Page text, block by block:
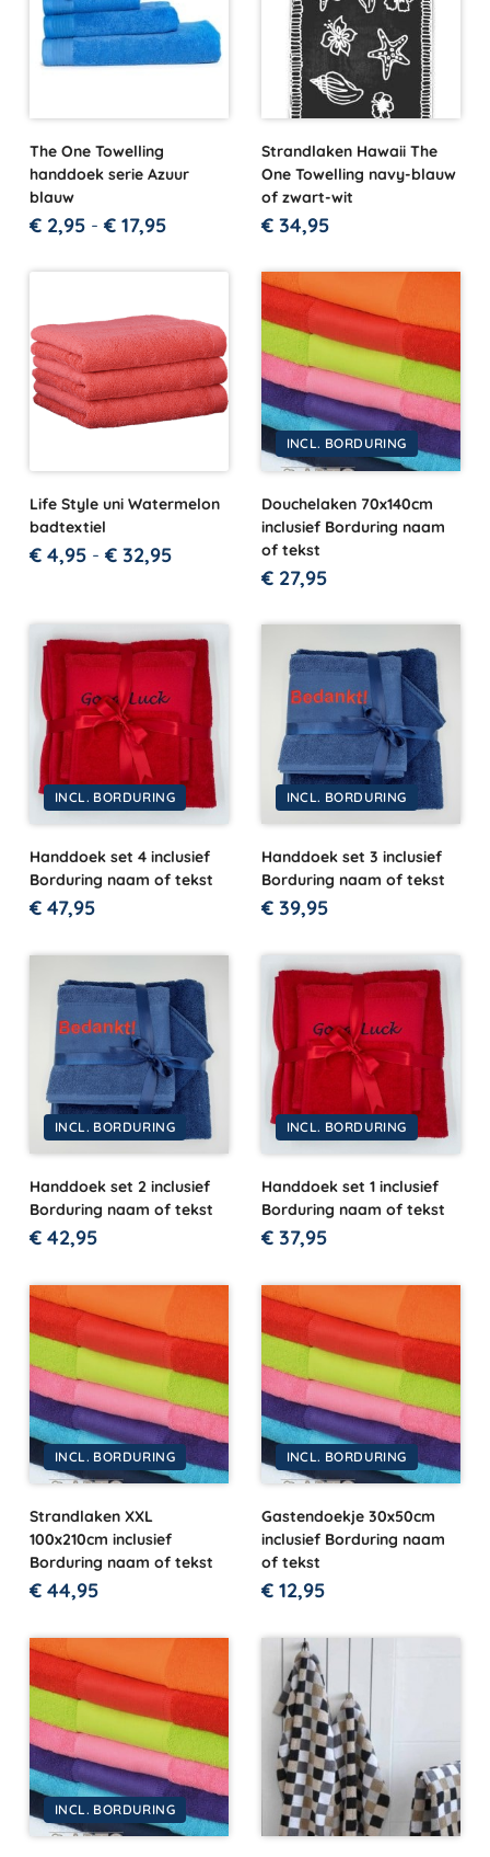
The One Towelling
handdoek serie Azuur
blauw
€ 2,95 - € 17,95
Strandlaken Hawaii The
One Towelling navy-blauw
of zwart-wit
€ 34,95
Life Style uni Watermelon
badtextiel
€ 4,95 - € 32,95
INCL. BORDURING
Douchelaken 70x140cm
inclusief Borduring naam
of tekst
€ 27,95
INCL. BORDURING
Handdoek set 4 inclusief
Borduring naam of tekst
€ 47,95
INCL. BORDURING
Handdoek set 3 inclusief
Borduring naam of tekst
€ 39,95
INCL. BORDURING
Handdoek set 2 inclusief
Borduring naam of tekst
€ 42,95
INCL. BORDURING
Handdoek set 1 inclusief
Borduring naam of tekst
€ 37,95
INCL. BORDURING
Strandlaken XXL
100x210cm inclusief
Borduring naam of tekst
€ 44,95
INCL. BORDURING
Gastendoekje 30x50cm
inclusief Borduring naam
of tekst
€ 12,95
INCL. BORDURING